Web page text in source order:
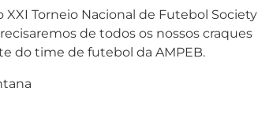
Torneio Nacional de Futebol Society
de todos os nossos craques
do time de futebol da AMPEB.